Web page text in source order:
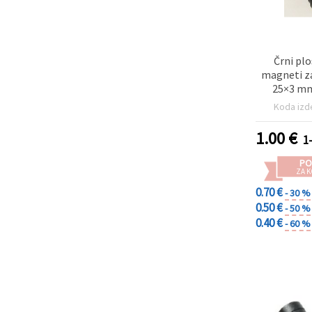
Črni
magneti
25×3
Koda
1.00€
ZA
0.70 €- 30 %
0.50 €- 50 %
0.40 €- 60 %